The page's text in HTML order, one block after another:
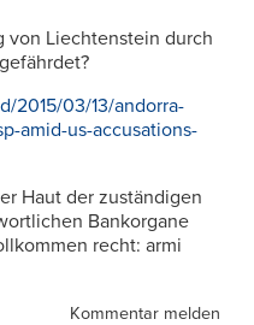
von Liechtenstein durch
2015/03/13/andorra-
amid-us-accusations-
Haut der zuständigen
Bankorgane
recht: armi
Kommentar melden